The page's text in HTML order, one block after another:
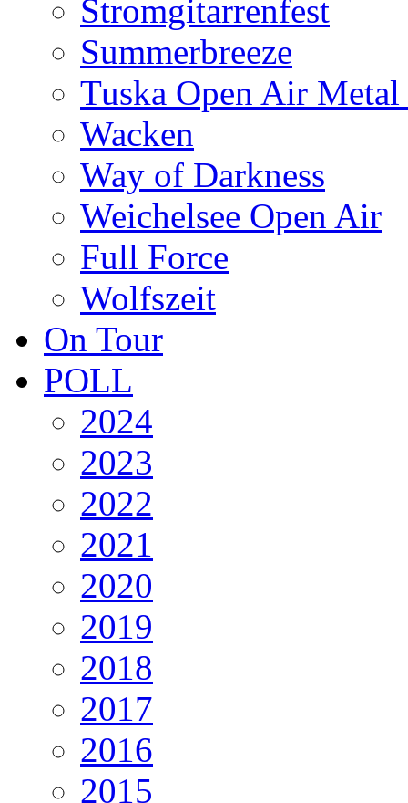
Stromgitarrenfest
Summerbreeze
Tuska Open Air
Wacken
Way of Darkness
Weichelsee Open Air
Full Force
Wolfszeit
On Tour
POLL
2024
2023
2022
2021
2020
2019
2018
2017
2016
2015